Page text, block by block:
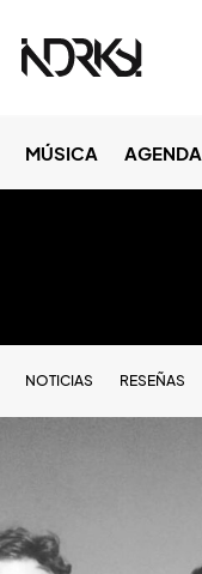
MÚSICA AGENDA
NOTICIAS RESEÑAS